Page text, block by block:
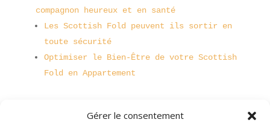
Gérer le consentement
compagnon heureux et en santé
Les Scottish Fold peuvent ils sortir en
toute sécurité
Optimiser le Bien-Être de votre Scottish
Fold en Appartement